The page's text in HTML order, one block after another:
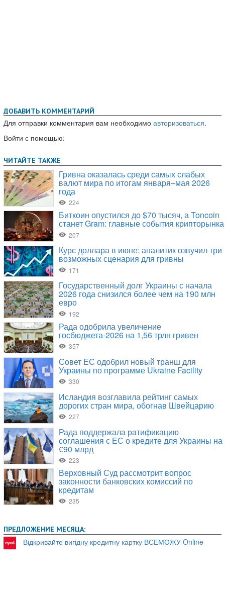
ДОБАВИТЬ КОММЕНТАРИЙ
Для отправки комментария вам необходимо авторизоваться.
Войти с помощью:
ПРЕДЛОЖЕНИЕ МЕСЯЦА:
Відкривайте вигідну кредитну картку ВСЕМОЖУ Online